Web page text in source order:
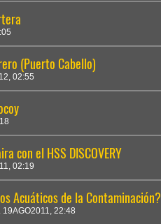
(Puerto Cabello)
02:55
con el HSS DISCOVERY
02:19
Acuáticos de la Contaminación?
19AGO2011, 22:48